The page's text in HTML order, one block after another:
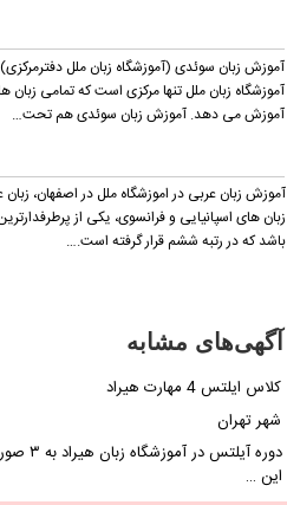
آموزش زبان سوئدی (آموزشگاه زبان ملل دفترمرکزی)
آموزشگاه زبان ملل تنها مرکزی است که تمامی زبان
آموزش می دهد. آموزش زبان سوئدی هم تحت…
زبان عربی در اموزشگاه ملل در اصفهان،
های اسپانیایی و فرانسوی، یکی از
که در رتبه ششم قرار گرفته است.…
آگهی‌های مشابه
کلاس ایلتس 4 مهارت هیراد
شهر تهران
دوره
این …